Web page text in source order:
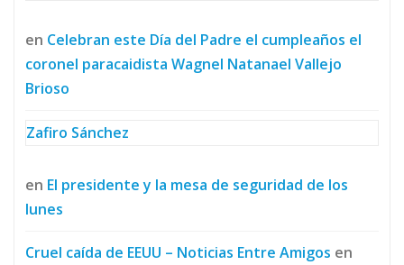
en Celebran este Día del Padre el cumpleaños el
coronel paracaidista Wagnel Natanael Vallejo
Brioso
Zafiro Sánchez
en El presidente y la mesa de seguridad de los
lunes
Cruel caída de EEUU – Noticias Entre Amigos en